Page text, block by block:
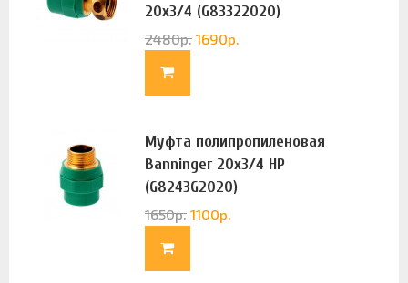
20х3/4 (G83322020)
2480р. 1690р.
Муфта полипропиленовая
Banninger 20х3/4 НР
(G8243G2020)
1650р. 1100р.